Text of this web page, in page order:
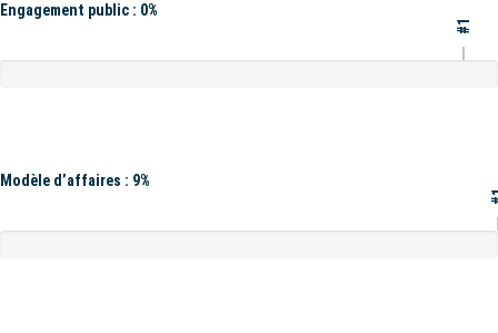
Engagement public : 0%
#1
Modèle d’affaires : 9%